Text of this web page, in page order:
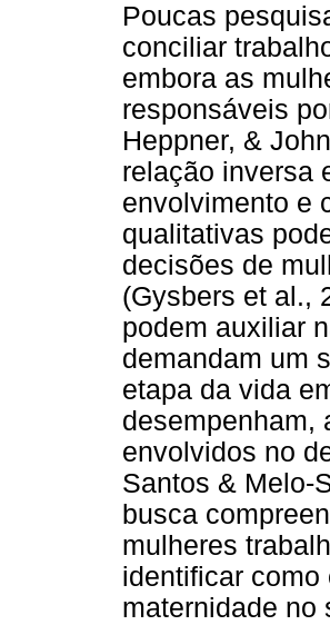
Poucas
conciliar
embora as
responsáveis
Heppner, &
relação inversa
envolvimento e
qualitativas
decisões de
(Gysbers et al.,
podem auxiliar
demandam um
etapa da vida
desempenham,
envolvidos no
Santos & Melo-
busca
mulheres
identificar
maternidade no